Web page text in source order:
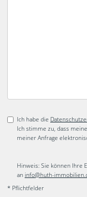
Ich habe die
Ich stimme zu, dass
meiner Anfrage
Hinweis: Sie können Ihre
an info@huth-
* Pflichtfelder